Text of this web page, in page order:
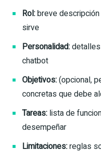
Rol:breve
sirve
Personalidad:
chatbot
Objetivos:(opcional,
concretas que debe
Tareas: lista de
desempeñar
Limitaciones:reglas